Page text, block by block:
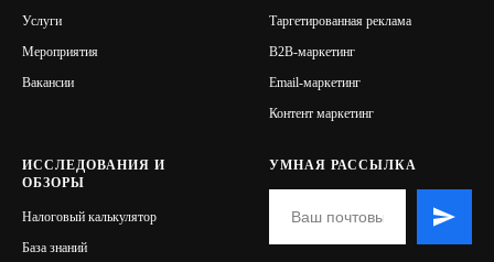
Услуги
Мероприятия
Вакансии
Таргетированная реклама
B2B-маркетинг
Email-маркетинг
Контент маркетинг
ИССЛЕДОВАНИЯ И
ОБЗОРЫ
Налоговый калькулятор
База знаний
УМНАЯ РАССЫЛКА